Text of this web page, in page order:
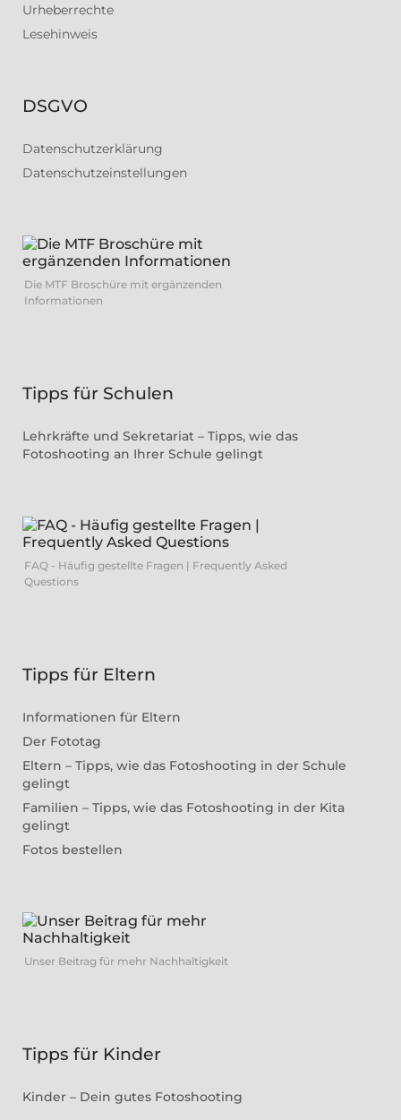
Urheberrechte
Lesehinweis
DSGVO
Datenschutzerklärung
Datenschutzeinstellungen
Die MTF Broschüre mit ergänzenden
Informationen
Tipps für Schulen
Lehrkräfte und Sekretariat – Tipps, wie das
Fotoshooting an Ihrer Schule gelingt
FAQ - Häufig gestellte Fragen | Frequently Asked
Questions
Tipps für Eltern
Informationen für Eltern
Der Fototag
Eltern – Tipps, wie das Fotoshooting in der Schule
gelingt
Familien – Tipps, wie das Fotoshooting in der Kita
gelingt
Fotos bestellen
Unser Beitrag für mehr Nachhaltigkeit
Tipps für Kinder
Kinder – Dein gutes Fotoshooting